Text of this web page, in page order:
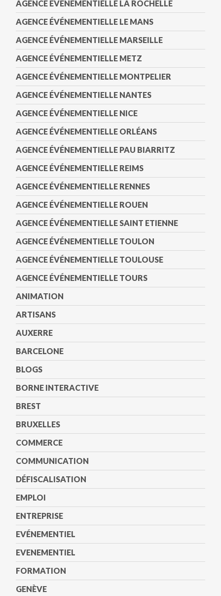
AGENCE ÉVÉNEMENTIELLE LA ROCHELLE
AGENCE ÉVÉNEMENTIELLE LE MANS
AGENCE ÉVÉNEMENTIELLE MARSEILLE
AGENCE ÉVÉNEMENTIELLE METZ
AGENCE ÉVÉNEMENTIELLE MONTPELIER
AGENCE ÉVÉNEMENTIELLE NANTES
AGENCE ÉVÉNEMENTIELLE NICE
AGENCE ÉVÉNEMENTIELLE ORLÉANS
AGENCE ÉVÉNEMENTIELLE PAU BIARRITZ
AGENCE ÉVÉNEMENTIELLE REIMS
AGENCE ÉVÉNEMENTIELLE RENNES
AGENCE ÉVÉNEMENTIELLE ROUEN
AGENCE ÉVÉNEMENTIELLE SAINT ETIENNE
AGENCE ÉVÉNEMENTIELLE TOULON
AGENCE ÉVÉNEMENTIELLE TOULOUSE
AGENCE ÉVÉNEMENTIELLE TOURS
ANIMATION
ARTISANS
AUXERRE
BARCELONE
BLOGS
BORNE INTERACTIVE
BREST
BRUXELLES
COMMERCE
COMMUNICATION
DÉFISCALISATION
EMPLOI
ENTREPRISE
EVÉNEMENTIEL
EVENEMENTIEL
FORMATION
GENÈVE